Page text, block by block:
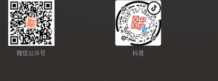
微信公众号 抖音